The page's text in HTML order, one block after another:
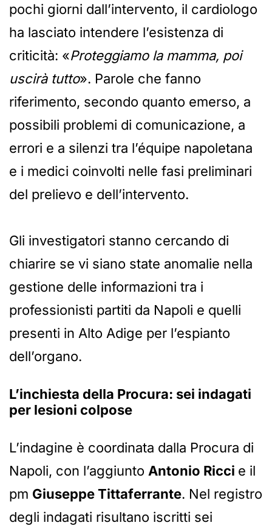
pochi giorni dall’intervento, il cardiologo
ha lasciato intendere l’esistenza di
criticità: «Proteggiamo la mamma, poi
uscirà tutto». Parole che fanno
riferimento, secondo quanto emerso, a
possibili problemi di comunicazione, a
errori e a silenzi tra l’équipe napoletana
e i medici coinvolti nelle fasi preliminari
del prelievo e dell’intervento.
Gli investigatori stanno cercando di
chiarire se vi siano state anomalie nella
gestione delle informazioni tra i
professionisti partiti da Napoli e quelli
presenti in Alto Adige per l’espianto
dell’organo.
L’inchiesta della Procura: sei indagati
per lesioni colpose
L’indagine è coordinata dalla Procura di
Napoli, con l’aggiunto Antonio Ricci e il
pm Giuseppe Tittaferrante. Nel registro
degli indagati risultano iscritti sei